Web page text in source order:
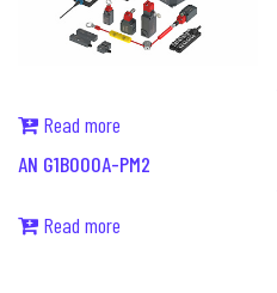
Read more
AN G1B000A-PM2
Read more